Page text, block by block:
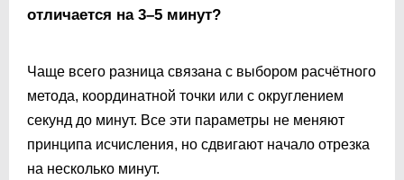
отличается на 3–5 минут?
Чаще всего разница связана с выбором расчётного
метода, координатной точки или с округлением
секунд до минут. Все эти параметры не меняют
принципа исчисления, но сдвигают начало отрезка
на несколько минут.